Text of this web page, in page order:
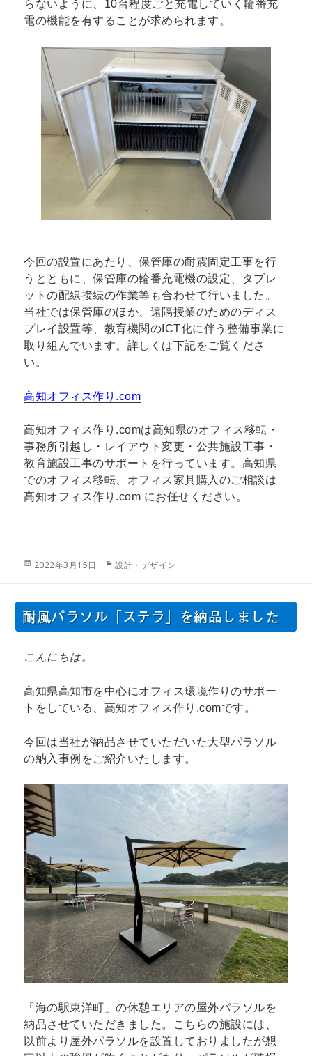
らないように、10台程度ごと充電していく輪番充
電の機能を有することが求められます。
今回の設置にあたり、保管庫の耐震固定工事を行
うとともに、保管庫の輪番充電機の設定、タブレ
ットの配線接続の作業等も合わせて行いました。
当社では保管庫のほか、遠隔授業のためのディス
プレイ設置等、教育機関のICT化に伴う整備事業に
取り組んでいます。詳しくは下記をご覧くださ
い。
高知オフィス作り.com
高知オフィス作り.comは高知県のオフィス移転・
事務所引越し・レイアウト変更・公共施設工事・
教育施設工事のサポートを行っています。高知県
でのオフィス移転、オフィス家具購入のご相談は
高知オフィス作り.com にお任せください。
投
2022年3月15日
カ
リ
ー
設計・デザイン
耐風パラソル「ステラ」を納品しました
こんにちは。
高知県高知市を中心にオフィス環境作りのサポー
トをしている、高知オフィス作り.comです。
今回は当社が納品させていただいた大型パラソル
の納入事例をご紹介いたします。
「海の駅東洋町」の休憩エリアの屋外パラソルを
納品させていただきました。こちらの施設には、
以前より屋外パラソルを設置しておりましたが想